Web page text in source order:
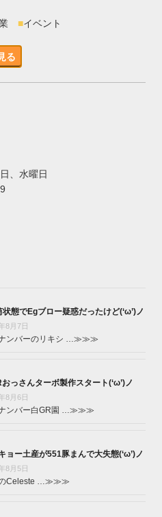
業 ■イベント
る
、水曜日
状態でEgブロー疑惑だったけど(‘ω’)ノ
8月7日
ンバーのリキシ …≫≫≫
おっさんターボ製作スタート(‘ω’)ノ
8月6日
ンバー白GR園 …≫≫≫
ョー土産が551豚まんで大失態(‘ω’)ノ
8月5日
Celeste …≫≫≫